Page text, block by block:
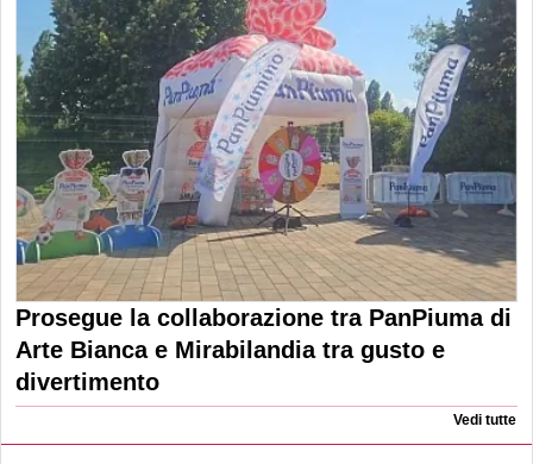
Prosegue la collaborazione tra PanPiuma di
Arte Bianca e Mirabilandia tra gusto e
divertimento
Vedi tutte